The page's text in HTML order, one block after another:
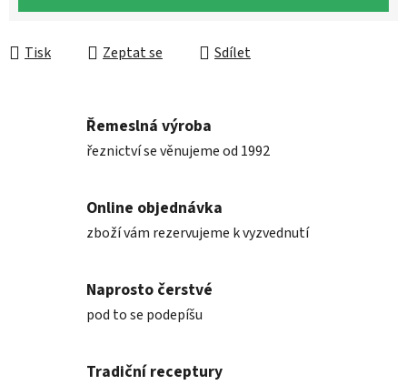
Tisk Zeptat se Sdílet
Řemeslná výroba
řeznictví se věnujeme od 1992
Online objednávka
zboží vám rezervujeme k vyzvednutí
Naprosto čerstvé
pod to se podepíšu
Tradiční receptury